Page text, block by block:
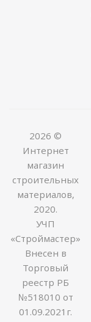
2026 ©
Интернет
магазин
строительных
материалов,
2020.
УЧП
«Строймастер»
Внесен в
Торговый
реестр РБ
№518010 от
01.09.2021г.